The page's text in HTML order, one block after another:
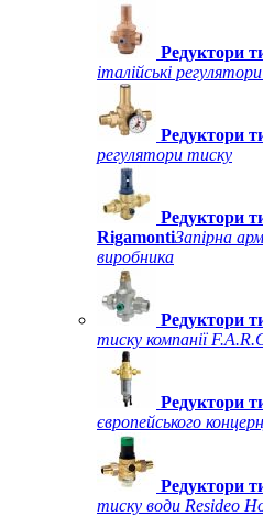
Редуктори
італійські
Редуктори
регулятори тиску
Редуктори
RigamontiЗапірна
виробника
Редуктори
тиску компанії
Редуктори
європейського
Редуктори
тиску води Resideo